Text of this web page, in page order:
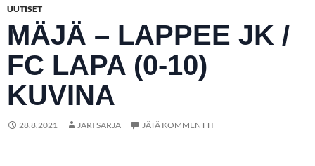
UUTISET
MÄJÄ – LAPPEE JK /
FC LAPA (0-10)
KUVINA
28.8.2021 JARI SARJA JÄTÄ KOMMENTTI